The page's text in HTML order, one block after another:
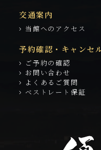
交通案内
当館へのアクセス
予約確認・キャンセ
ご予約の確認
お問い合わせ
よくあるご質問
ベストレート保証